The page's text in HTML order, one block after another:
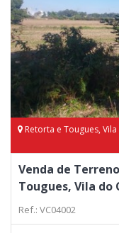
Retorta e Tougues,
Venda de
Tougues, Vila do
Ref.: VC04002